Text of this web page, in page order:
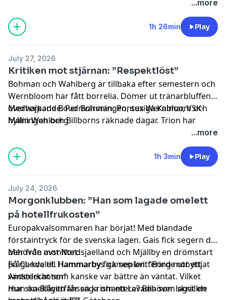
...more
1h 26min Play
July 27, 2026
Kritiken mot stjärnan: ”Respektlöst”
Bohman och Wahlberg är tillbaka efter semestern och
Wernbloom har fått borrelia. Dömer ut tränarbluffen,
överhajpade Boudrivärvningen, sexiga Kalmar, VSK-
hyllningen och Billborns räknade dagar. Trion har
Medverkande: Per Bohman, Pontus Wernbloom och
Malin Wahlberg
...more
1h 3min Play
July 24, 2026
Morgonklubben: ”Han som lagade omelett
på hotellfrukosten”
Europakvalsommaren har börjat! Med blandade
förstaintryck för de svenska lagen. Gais fick segern de
behövde mot Nordsjaelland och Mjällby en drömstart
på CL-kvalet. Hammarby fick sen kvittering mot ett
Anderlecht som kanske var bättre än väntat. Vilket
man onekligen får säga om ett Levadia som skrällde
Mer från avsnittet:
Frågande till Hammarbys gameplan: ”Borde utnyttjat
vänsterkanten"
Hur ska Blåvittfansen krishantera? Behöver laget en